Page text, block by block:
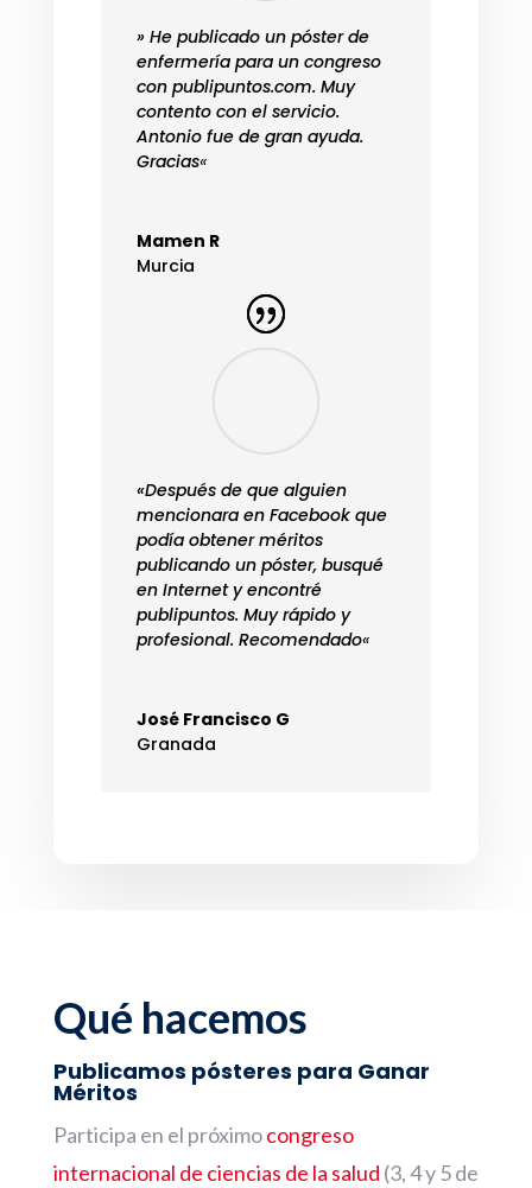
» He publicado un póster de
enfermería para un congreso
con publipuntos.com. Muy
contento con el servicio.
Antonio fue de gran ayuda.
Gracias«
Mamen R
Murcia
«Después de que alguien
mencionara en Facebook que
podía obtener méritos
publicando un póster, busqué
en Internet y encontré
publipuntos. Muy rápido y
profesional. Recomendado«
José Francisco G
Granada
Qué hacemos
Publicamos pósteres para Ganar
Méritos
Participa en el próximocongreso
internacional de ciencias de la salud (3, 4 y 5 de